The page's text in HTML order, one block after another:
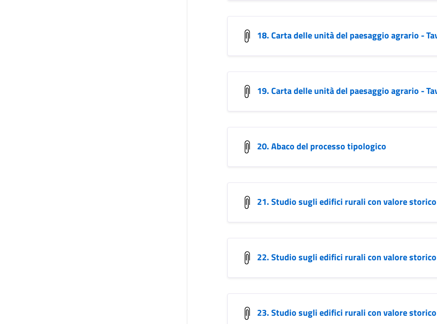
18. Carta delle unità del paesaggio agrario -
19. Carta delle unità del paesaggio agrario -
20. Abaco del processo tipologico
21. Studio sugli edifici rurali con valore
22. Studio sugli edifici rurali con valore
23. Studio sugli edifici rurali con valore